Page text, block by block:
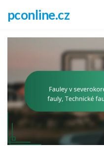
pconline.cz